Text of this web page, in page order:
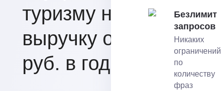
туризму на
выручку от 25 млн.
руб. в год.
Безлимит
запросов
Никаких
ограничений
по
количеству
фраз